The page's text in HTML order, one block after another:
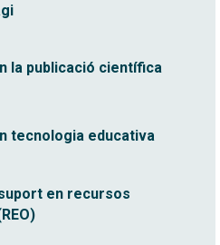
la publicació científica
tecnologia educativa
en recursos